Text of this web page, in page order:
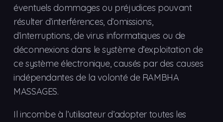
éventuels dommages ou préjudices pouvant
résulter d’interférences, d’omissions,
d’interruptions, de virus informatiques ou de
déconnexions dans le système d’exploitation de
ce système électronique, causés par des causes
indépendantes de la volonté de RAMBHA
MASSAGES.
Il incombe à l’utilisateur d’adopter toutes les